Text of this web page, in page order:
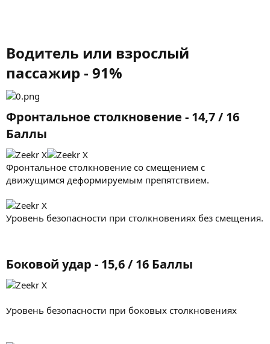
Водитель или взрослый
пассажир - 91%​
Фронтальное столкновение - 14,7 / 16
Баллы​
Фронтальное столкновение со смещением с
движущимся деформируемым препятствием.
Уровень безопасности при столкновениях без смещения.
Боковой удар - 15,6 / 16 Баллы​
Уровень безопасности при боковых столкновениях